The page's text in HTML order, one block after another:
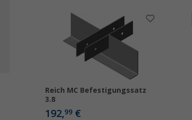
Reich MC Befestigungssatz
3.8
192,99 €